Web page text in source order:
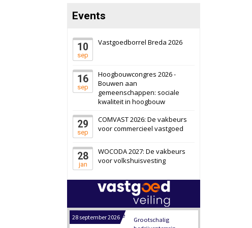
Events
10
sep
Vastgoedborrel Breda 2026
16
sep
Hoogbouwcongres 2026 -
Bouwen aan
gemeenschappen: sociale
kwaliteit in hoogbouw
29
sep
COMVAST 2026: De vakbeurs
voor commercieel vastgoed
28
jan
WOCODA 2027: De vakbeurs
voor volkshuisvesting
6 oktober 2026 Transformatieobject
Schiedam
22 september 2026 Attractiepark
Bekijk
Oranje
28 september 2026
bedrijventerrein
Schuinesloot
27 augustus 2026 Binnenvaartschip